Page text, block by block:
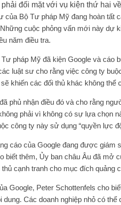
đối mặt với vụ kiện thứ hai
của Bộ Tư pháp Mỹ đang hoàn tất
cuộc phỏng vấn mới này dự
năm điều tra.
pháp Mỹ đã kiện Google và cáo
luật sư cho rằng việc công ty
khiến các đối thủ khác không thể
phủ nhận điều đó và cho rằng
phải vì không có sự lựa chọn
công ty này sử dụng “quyền lực
cáo của Google đang được
biết thêm, Ủy ban châu Âu đã mở
cạnh tranh cho mục đích quảng
Google, Peter Schottenfels cho
dung. Các doanh nghiệp nhỏ có